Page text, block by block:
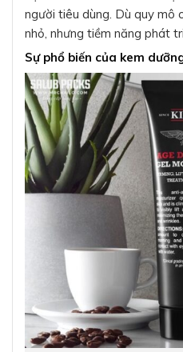
người tiêu dùng. Dù quy mô
nhỏ, nhưng tiềm năng phát
Sự phổ biến của kem